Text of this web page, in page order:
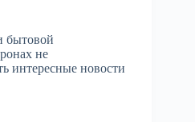
бытовой
не
интересные новости